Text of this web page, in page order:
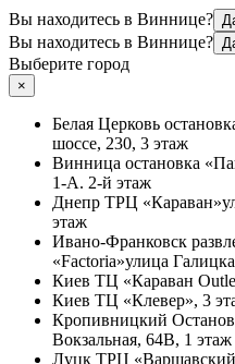
Вы находитесь в Виннице?
Вы находитесь в Виннице?
Выберите город
×
Белая Церковь
шоссе, 230, 3 этаж
Винница остановка
1-А. 2-й этаж
Днепр ТРЦ «Караван»
этаж
Ивано-Франковск
«Factoria»улица
Киев ТЦ «Караван
Киев ТЦ «Клевер», 3
Кропивницкий
Вокзальная, 64В, 1 этаж
Луцк ТРЦ